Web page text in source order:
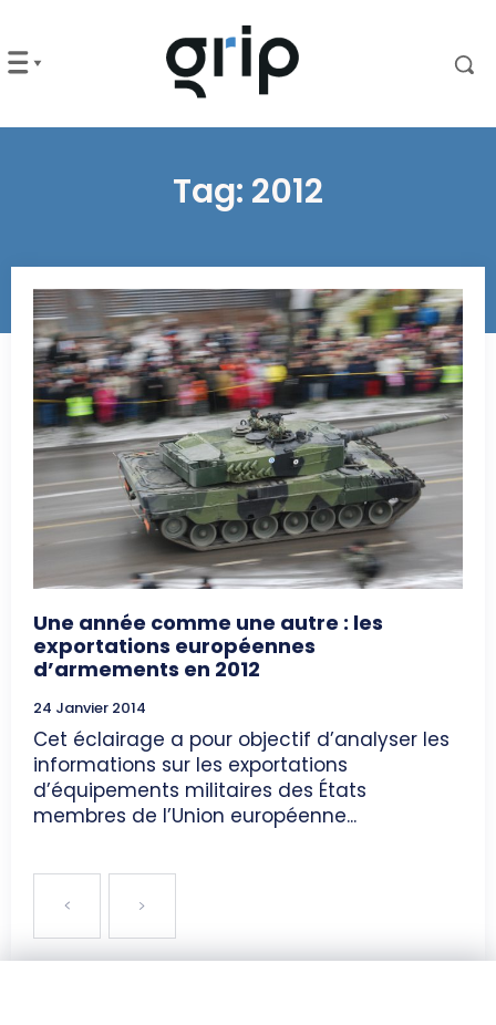
Tag: 2012
Une année comme une autre : les
exportations européennes
d’armements en 2012
24 Janvier 2014
Cet éclairage a pour objectif d’analyser les
informations sur les exportations
d’équipements militaires des États
membres de l’Union européenne...